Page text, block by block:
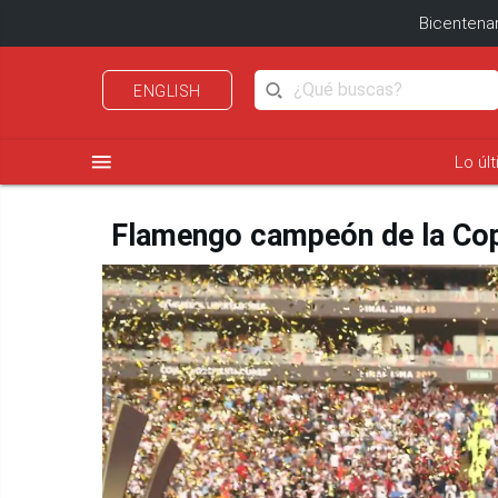
ENGLISH
menu Lo
Flamengo campeón de la